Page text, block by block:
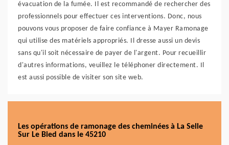
évacuation de la fumée. Il est recommandé de rechercher des
professionnels pour effectuer ces interventions. Donc, nous
pouvons vous proposer de faire confiance à Mayer Ramonage
qui utilise des matériels appropriés. Il dresse aussi un devis
sans qu'il soit nécessaire de payer de l'argent. Pour recueillir
d'autres informations, veuillez le téléphoner directement. Il
est aussi possible de visiter son site web.
Les opérations de ramonage des cheminées à La Selle
Sur Le Bied dans le 45210